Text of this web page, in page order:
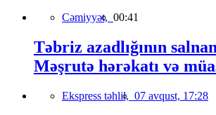
Cəmiyyət, 00:41
Təbriz azadlığının
Məşrutə hərəkatı və
Ekspress təhlil, 07 avqust, 17:28